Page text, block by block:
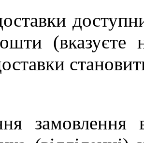
(вказуєте
замовлення